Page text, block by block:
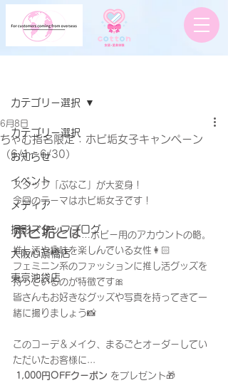
カテゴリー選択
お知らせ
イベント
メディア
撮影スタッフブログ
大阪心斎橋店
東京池袋店
カテゴリー選択
ちゃむ指名限定：ホビ垢女子キャンペーン
（6/1〜6/30）
6月8日
スタッフ「ぶなこ」が大変身！
今回のテーマはホビ垢女子です！
ホビ垢とは…ホビー用のアカウントの略。
推し活や趣味を楽しんでいる女性👩🏻
フェミニン系のファッションに推し活グッズを
持っているのが特徴です🎀
皆さんもお好きなグッズや写真を持ってきて一
緒に撮りましょう📸
このコーデ＆メイク、まるごとオーダーしてい
ただいたお客様に...
1,000円OFFクーポン をプレゼント🎁